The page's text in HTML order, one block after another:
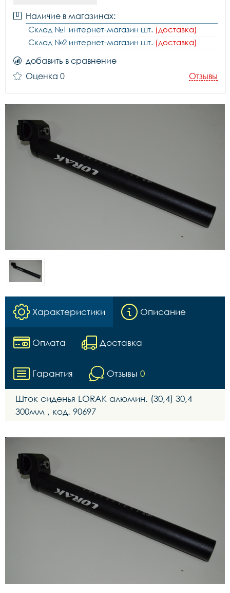
Наличие в магазинах:
Склад №1 интернет-магазин шт. (доставка)
Склад №2 интернет-магазин шт. (доставка)
добавить в сравнение
Оценка 0
Отзывы
Характеристики Описание
Оплата Доставка
Гарантия Отзывы 0
Шток сиденья LORAK алюмин. (30,4) 30,4
300мм , код. 90697